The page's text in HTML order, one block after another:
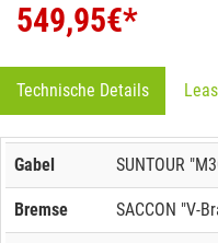
549,95€*
Technische Details
Gabel SUNTOUR
Bremse SACCON "V-